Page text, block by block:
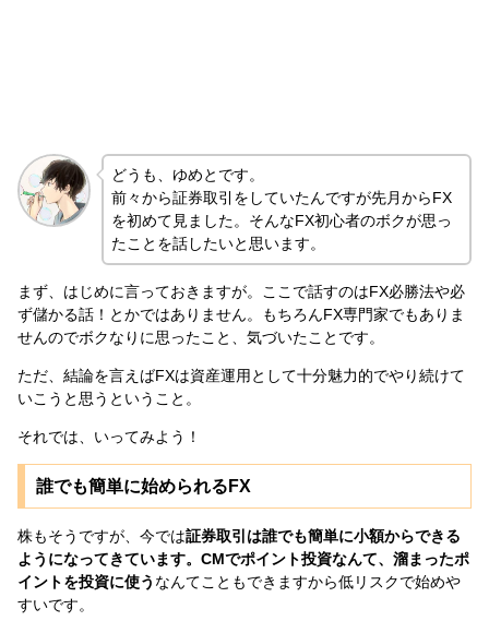
どうも、ゆめとです。
前々から証券取引をしていたんですが先月からFX
を初めて見ました。そんなFX初心者のボクが思っ
たことを話したいと思います。
まず、はじめに言っておきますが。ここで話すのはFX必勝法や必
ず儲かる話！とかではありません。もちろんFX専門家でもありま
せんのでボクなりに思ったこと、気づいたことです。
ただ、結論を言えばFXは資産運用として十分魅力的でやり続けて
いこうと思うということ。
それでは、いってみよう！
誰でも簡単に始められるFX
株もそうですが、今では証券取引は誰でも簡単に小額からできる
ようになってきています。CMでポイント投資なんて、溜まったポ
イントを投資に使う なんてこともできますから低リスクで始めや
すいです。